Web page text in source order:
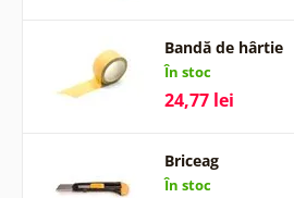
Bandă de hârtie
În stoc
24,77 lei
Briceag
În stoc